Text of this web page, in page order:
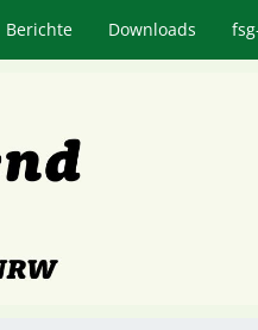
Berichte Downloads